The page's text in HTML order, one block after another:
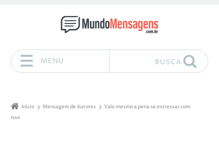
MENU BUSCA
Início Mensagem de Autores
Vale mesmo a pena se estressar com
isso